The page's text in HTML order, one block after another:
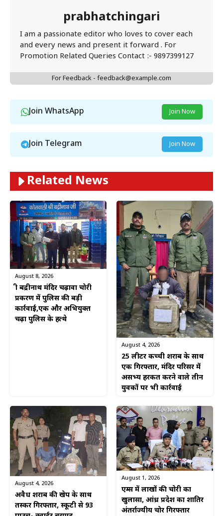
prabhatchingari
I am a passionate editor who loves to cover each
and every news and present it forward . For
Promotion Related Queries Contact :- 9897399127
For Feedback - feedback@example.com
Join WhatsApp Join Now
Join Telegram Join Now
Related News
August 8, 2026
श्री बद्रीनाथ मंदिर चढ़ावा चोरी
प्रकरण में पुलिस की बड़ी
कार्रवाई,एक और अभियुक्त
चढ़ा पुलिस के हत्थे
August 4, 2026
25 लीटर कच्ची शराब के साथ
एक गिरफ्तार, मंदिर परिसर में
असभ्य हरकत करने वाले तीन
युवकों पर भी कार्रवाई
August 4, 2026
अवैध शराब की खेप के साथ
तस्कर गिरफ्तार, स्कूटी से 93
August 1, 2026
एम्स में लाखों की चोरी का
खुलासा, आंध्र प्रदेश का शातिर
अंतर्राज्यीय चोर गिरफ्तार